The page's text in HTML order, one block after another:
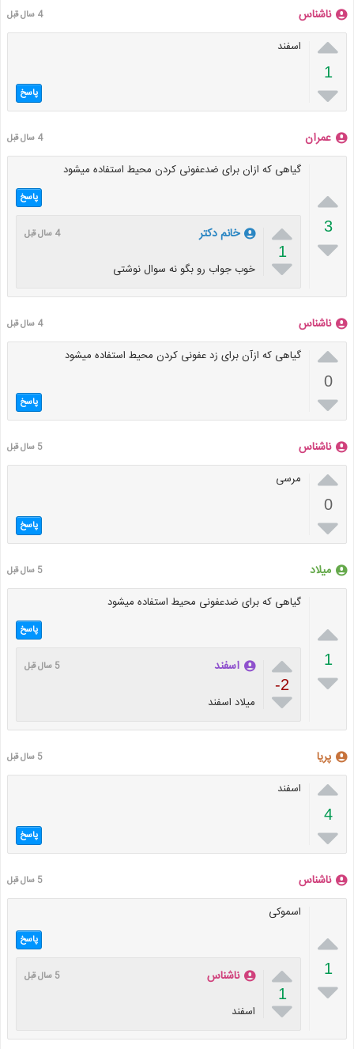
ناشناس 4 سال قبل

1

اسفند
پاسخ
عمران 4 سال قبل

3

گیاهی که ازان برای ضدعفونی کردن محیط استفاده میشود
پاسخ

1

خانم دکتر 4 سال قبل
خوب جواب رو بگو نه سوال نوشتی
ناشناس 4 سال قبل

0

گیاهی که ازآن برای زد عفونی کردن محیط استفاده میشود
پاسخ
ناشناس 5 سال قبل

0

مرسی
پاسخ
میلاد 5 سال قبل

1

گیاهی که برای ضدعفونی محیط استفاده میشود
پاسخ

-2

اسفند 5 سال قبل
میلاد اسفند
پریا 5 سال قبل

4

اسفند
پاسخ
ناشناس 5 سال قبل

1

اسموکی
پاسخ

1

ناشناس 5 سال قبل
اسفند